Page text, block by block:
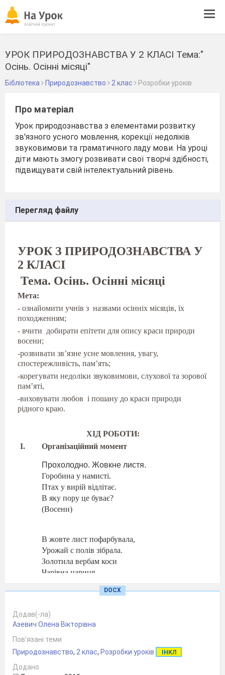
УРОК ПРИРОДОЗНАВСТВА У 2 КЛАСІ Тема:"
Осінь. Осінні місяці"
Бібліотека Природознавство 2 клас Розробки уроків
Про матеріал
Урок природознавства з елементами розвитку
зв'язного усного мовлення, корекції недоліків
звуковимови та граматичного ладу мови. На уроці
діти мають змогу розвивати свої творчі здібності,
підвищувати свій інтелектуальний рівень.
Перегляд файлу
УРОК З ПРИРОДОЗНАВСТВА У
2 КЛАСІ
Тема. Осінь. Осінні місяці
Мета:
- ознайомити учнів з назвами осінніх місяців, їх
походженням;
- вчити добирати епітети для опису краси природи
восени;
-розвивати зв’язне усне мовлення, увагу,
спостережливість, пам’ять;
-корегувати недоліки звуковимови, слухової та зорової
пам’яті,
-виховувати любов і пошану до краси природи
рідного краю.
ХІД РОБОТИ:
Організаційний момент
Прохолодно. Жовкне листя.
Горобина у намисті.
Птах у вирій відлітає.
В яку пору це буває?
(Восени)
В жовте лист пофарбувала,
Урожай с полів зібрала.
Золотила вербам коси
Чарівна цариця - …
покличемо!
Логопедична вправа.
Завдання: прослухати вірш, на другий раз додати
DOCX
Додав(-ла)
Азевич Олена Вікторівна
Пов’язані теми
Природознавство, 2 клас, Розробки уроків ІНКЛ
Додано